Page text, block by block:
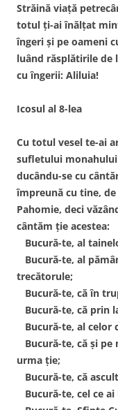
Străină viaţă
totul ţi-ai înălţat
îngeri şi pe oameni
luând răsplătirile de
cu îngerii: Aliluia!
Icosul al 8-lea
Cu totul vesel te-ai
sufletului monahului
ducându-se cu
împreună cu tine,
Pahomie, deci
cântăm ţie acestea:
Bucură-te, al
Bucură-te, al
trecătorule;
Bucură-te, că în
Bucură-te, că prin
Bucură-te, al celor
Bucură-te, că şi
urma ţie;
Bucură-te, că
Bucură-te, cel ce